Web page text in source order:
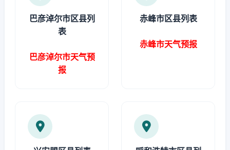
巴彦淖尔市区县列
表
巴彦淖尔市天气预
报
赤峰市区县列表
赤峰市天气预报